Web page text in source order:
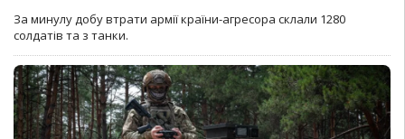
За минулу добу втрати армії країни-агресора склали 1280
солдатів та з танки.